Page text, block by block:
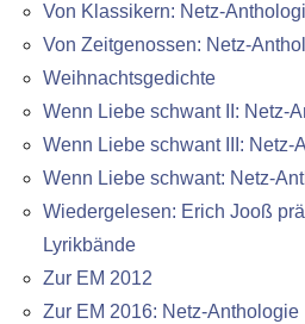
Von Klassikern: Netz-
Von Zeitgenossen: Netz-
Weihnachtsgedichte
Wenn Liebe schwant II: Netz-
Wenn Liebe schwant III: Netz-
Wenn Liebe schwant: Netz-
Wiedergelesen: Erich Jooß
Lyrikbände
Zur EM 2012
Zur EM 2016: Netz-Anthologie